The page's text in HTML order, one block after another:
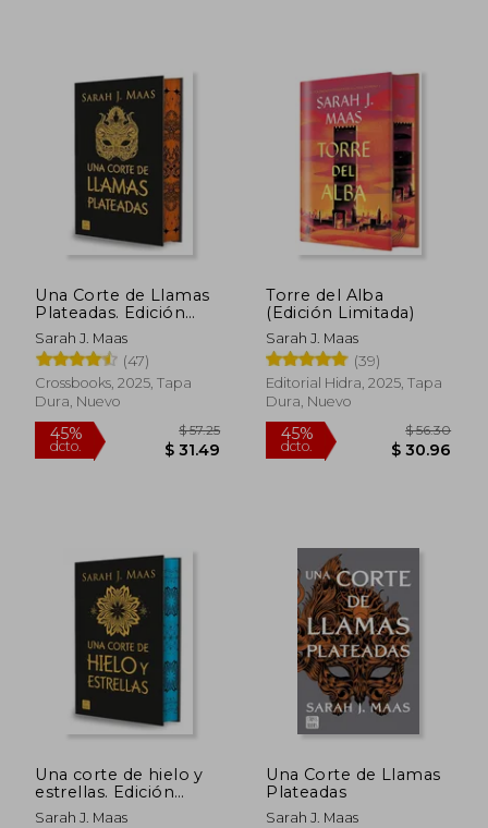
$ 30.96 dcto.
Una Corte de Llamas
Plateadas. Edición
Especial: Una Corte
de Rosas y Espinas 5.
Edición Especial con
Cantos Tintados
Sarah J. Maas
(47)
Crossbooks, 2025, Tapa
Dura, Nuevo
Torre del Alba
(Edición Limitada)
Sarah J. Maas
(39)
Editorial Hidra, 2025, Tapa
Dura, Nuevo
Una corte de hielo y
estrellas. Edición
especial
Sarah J. Maas
Una Corte de Llamas
Plateadas
Sarah J. Maas